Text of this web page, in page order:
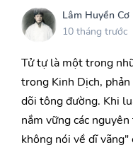
Lâm Huyền Cơ
10 tháng trước
Tử tự là một trong
trong Kinh Dịch,
dõi tông đường. Khi
nắm vững các
không nói về dĩ